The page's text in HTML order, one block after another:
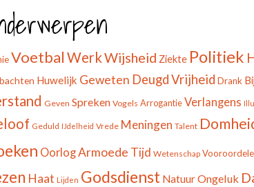
Voetbal WerkWijsheid Ziekte Politiek
Huwelijk Geweten DeugdVrijheid Drank
Geven Spreken Vogels ArrogantieVerlangens
Geduld IJdelheid Vrede Meningen Talent
OorlogArmoede Tijd Wetenschap
Haat Lijden Godsdienst NatuurOngeluk